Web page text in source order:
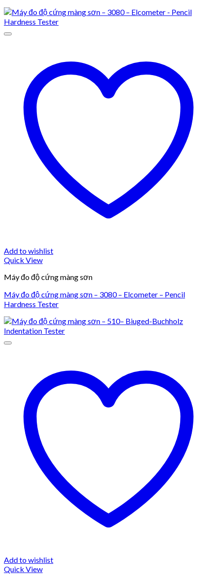
Add to wishlist
Quick View
Máy đo độ cứng màng sơn
Máy đo độ cứng màng sơn – 3080 – Elcometer – Pencil
Hardness Tester
Add to wishlist
Quick View